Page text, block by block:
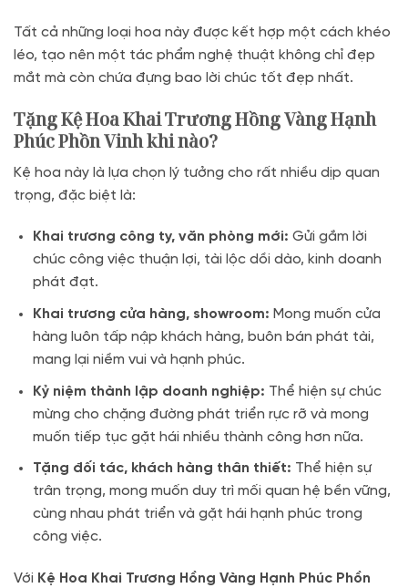
Tất cả những loại hoa này được kết hợp một cách khéo
léo, tạo nên một tác phẩm nghệ thuật không chỉ đẹp
mắt mà còn chứa đựng bao lời chúc tốt đẹp nhất.
Tặng Kệ Hoa Khai Trương Hồng Vàng Hạnh
Phúc Phồn Vinh khi nào?
Kệ hoa này là lựa chọn lý tưởng cho rất nhiều dịp quan
trọng, đặc biệt là:
Khai trương công ty, văn phòng mới: Gửi gắm lời
chúc công việc thuận lợi, tài lộc dồi dào, kinh doanh
phát đạt.
Khai trương cửa hàng, showroom: Mong muốn cửa
hàng luôn tấp nập khách hàng, buôn bán phát tài,
mang lại niềm vui và hạnh phúc.
Kỷ niệm thành lập doanh nghiệp: Thể hiện sự chúc
mừng cho chặng đường phát triển rực rỡ và mong
muốn tiếp tục gặt hái nhiều thành công hơn nữa.
Tặng đối tác, khách hàng thân thiết: Thể hiện sự
trân trọng, mong muốn duy trì mối quan hệ bền vững,
cùng nhau phát triển và gặt hái hạnh phúc trong
công việc.
Với Kệ Hoa Khai Trương Hồng Vàng Hạnh Phúc Phồn